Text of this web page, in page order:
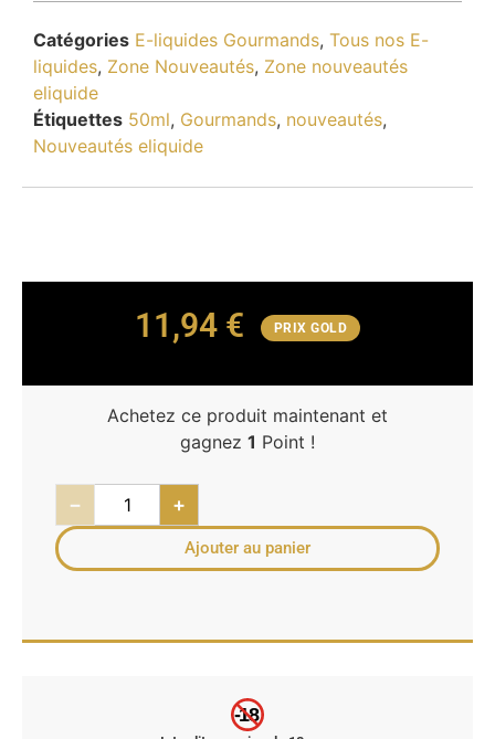
Catégories E-liquides Gourmands, Tous nos E-
liquides, Zone Nouveautés, Zone nouveautés
eliquide
Étiquettes 50ml, Gourmands, nouveautés,
Nouveautés eliquide
11,94 € PRIX GOLD
Achetez ce produit maintenant et
gagnez 1 Point !
− +
Ajouter au panier
-18